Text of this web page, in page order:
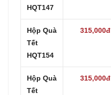
HQT147
Hộp Quà
Tết
HQT154
315,000đ
Hộp Quà
Tết
315,000đ